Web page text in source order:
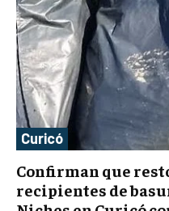
Curicó
Confirman que
recipientes de